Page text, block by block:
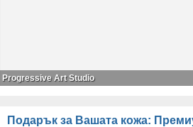
Progressive Art Studio
Подарък за Вашата кожа: